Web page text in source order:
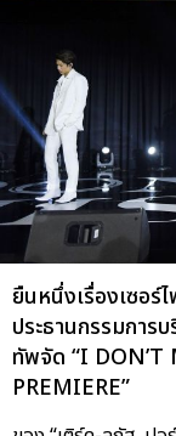
ยืนหนึ่งเรื่องเซอร์
ประธานกรรมการ
ทัพจัด “I DON’T
PREMIERE”